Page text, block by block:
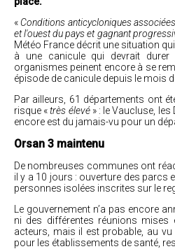
« Conditions anticycloniques
et l'ouest du pays et gagnant
Météo France décrit une situation
à une canicule qui devrait durer
organismes peinent encore à se
épisode de canicule depuis le mois
Par ailleurs, 61 départements ont
risque «très élevé » : le Vaucluse,
encore est du jamais-vu pour un
Orsan 3 maintenu
De nombreuses communes ont
il y a 10 jours : ouverture des parcs
personnes isolées inscrites sur le
Le gouvernement n’a pas encore
ni des différentes réunions mises
acteurs, mais il est probable, au vu
pour les établissements de santé,